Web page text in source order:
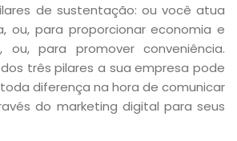
de sustentação: ou você atua
ou, para proporcionar economia e
para promover conveniência.
três pilares a sua empresa pode
diferença na hora de comunicar
do marketing digital para seus